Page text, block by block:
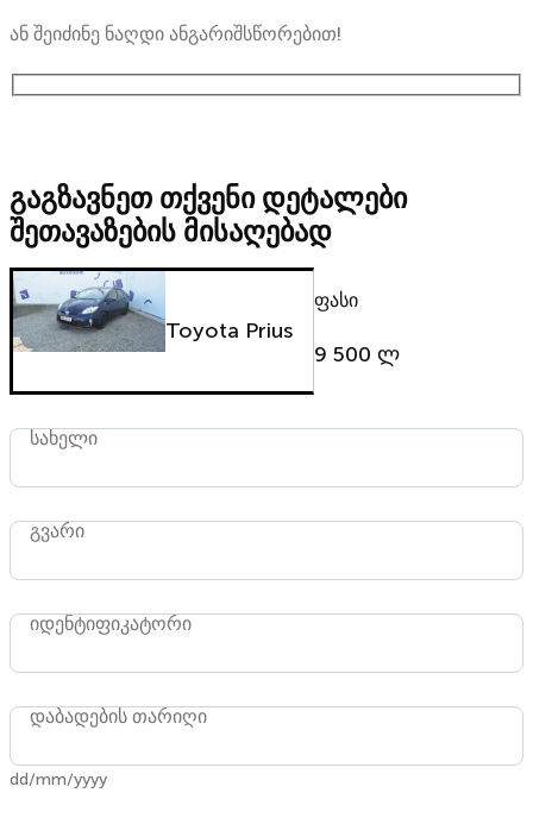
ან შეიძინე ნაღდი ანგარიშსწორებით!
გაგზავნეთ თქვენი დეტალები
შეთავაზების მისაღებად
Toyota Prius
ფასი
9 500 ლ
სახელი
გვარი
იდენტიფიკატორი
დაბადების თარიღი
dd/mm/yyyy